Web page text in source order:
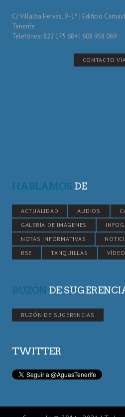
C/ Villalba Hervás, 9 -1º | Edificio
Tenerife
Telefónos: 822 175 684 | 608 958 069
CONTACTO
HABLAMOS DE
ACTUALIDAD AUDIOS
GALERÍA DE IMÁGENES
NOTAS INFORMATIVAS
RSE
TANQUILLAS
BUZÓN DE
BUZÓN DE SUGERENCIAS
TWITTER